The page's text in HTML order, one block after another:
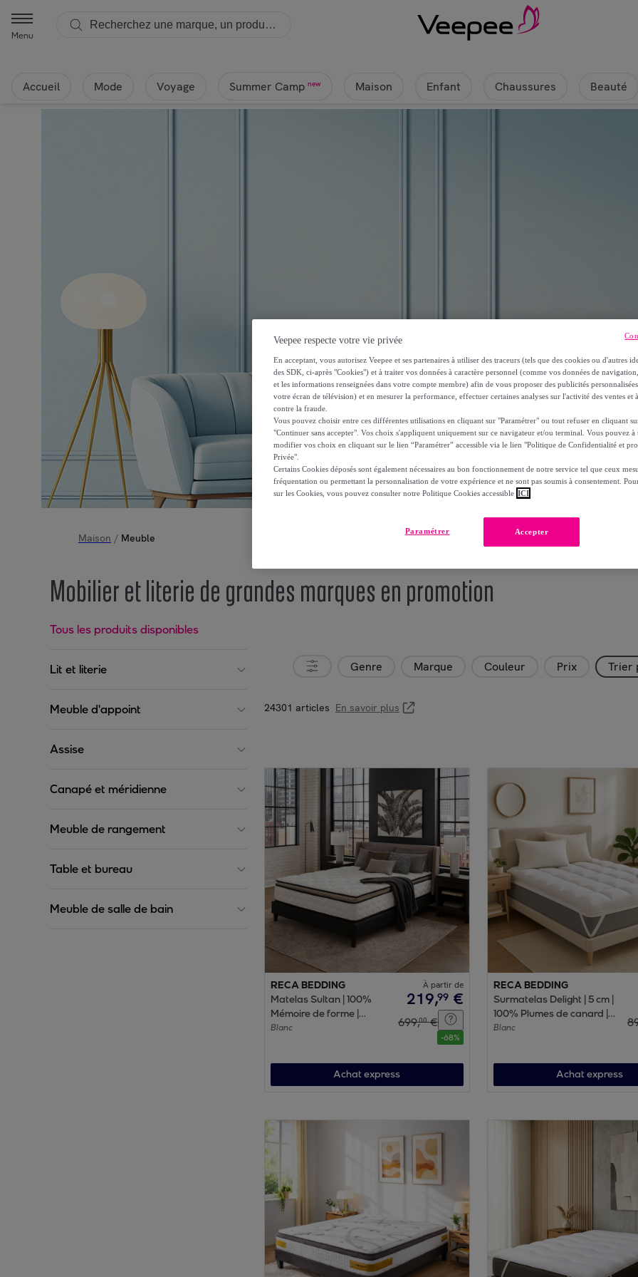
Menu
Accueil Mode Voyage Summer Camp new Maison Enfant Chaussures Beauté
Maison / Meuble
Mobilier et literie de grandes marques en promotion
Tous les produits disponibles
Lit et literie
Meuble d'appoint
Assise
Canapé et méridienne
Meuble de rangement
Table et bureau
Meuble de salle de bain
Genre Marque Couleur Prix Trier
24301 articles En savoir plus
RECA BEDDING
Matelas Sultan | 100%
Mémoire de forme |
Surmatelas intégré | 22
Blanc
À partir de
219,99 €
699,00 €
-68%
Achat express
RECA BEDDING
Surmatelas Delight | 5 cm |
100% Plumes de canard |
Sangles de maintien
Blanc
Achat express
Veepee respecte votre vie privée
En acceptant, vous autorisez Veepee et ses partenaires à utiliser des traceurs (tels que des cookies ou d'autres
des SDK, ci-après "Cookies") et à traiter vos données à caractère personnel (comme vos données de
et les informations renseignées dans votre compte membre) afin de vous proposer des publicités
votre écran de télévision) et en mesurer la performance, effectuer certaines analyses sur l'activité des ventes et
contre la fraude.
Vous pouvez choisir entre ces différentes utilisations en cliquant sur "Paramétrer" ou tout refuser en cliquant
"Continuer sans accepter". Vos choix s'appliquent uniquement sur ce navigateur et/ou terminal. Vous pouvez
modifier vos choix en cliquant sur le lien “Paramétrer” accessible via le lien "Politique de Confidentialité et
Privée".
Certains Cookies déposés sont également nécessaires au bon fonctionnement de notre service tel que ceux
fréquentation ou permettant la personnalisation de votre expérience et ne sont pas soumis à consentement.
sur les Cookies, vous pouvez consulter notre Politique Cookies accessible ICI
Accepter
Paramétrer